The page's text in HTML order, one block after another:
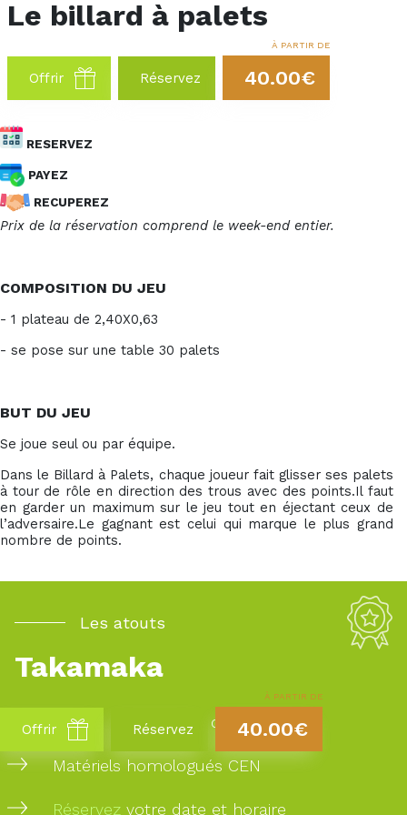
Le billard à palets
Offrir Réservez
À PARTIR DE
40.00€
RESERVEZ
PAYEZ
RECUPEREZ
Prix de la réservation comprend le week-end entier.
COMPOSITION DU JEU
- 1 plateau de 2,40X0,63
- se pose sur une table 30 palets
BUT DU JEU
Se joue seul ou par équipe.
Dans le Billard à Palets, chaque joueur fait glisser ses palets
à tour de rôle en direction des trous avec des points.Il faut
en garder un maximum sur le jeu tout en éjectant ceux de
l’adversaire.Le gagnant est celui qui marque le plus grand
nombre de points.
Les atouts
Takamaka
20 ans d’experience dans la région
Matériels homologués CEN
Réservez votre date et horaire
Offrir Réservez
À PARTIR DE
40.00€